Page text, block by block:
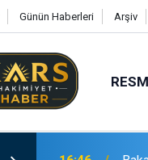
Günün Haberleri Arşiv